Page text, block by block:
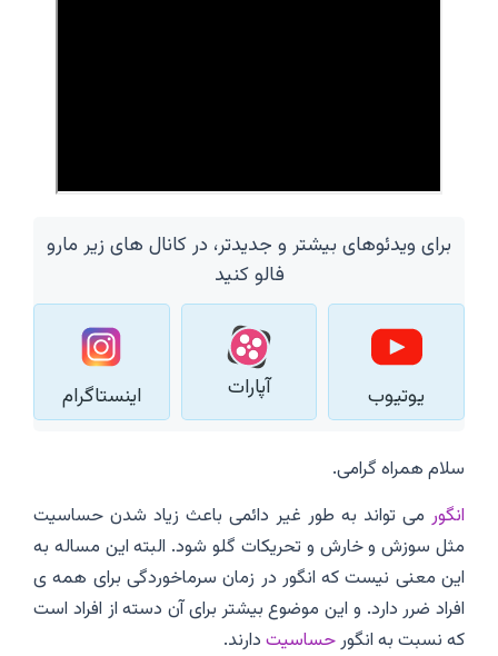
برای ویدئوهای بیشتر و جدیدتر، در کانال های زیر مارو
فالو کنید
یوتیوب آپارات اینستاگرام
سلام همراه گرامی.
انگور می تواند به طور غیر دائمی باعث زیاد شدن حساسیت
مثل سوزش و خارش و تحریکات گلو شود. البته این مساله به
این معنی نیست که انگور در زمان سرماخوردگی برای همه ی
افراد ضرر دارد. و این موضوع بیشتر برای آن دسته از افراد است
که نسبت به انگورحساسیتدارند.